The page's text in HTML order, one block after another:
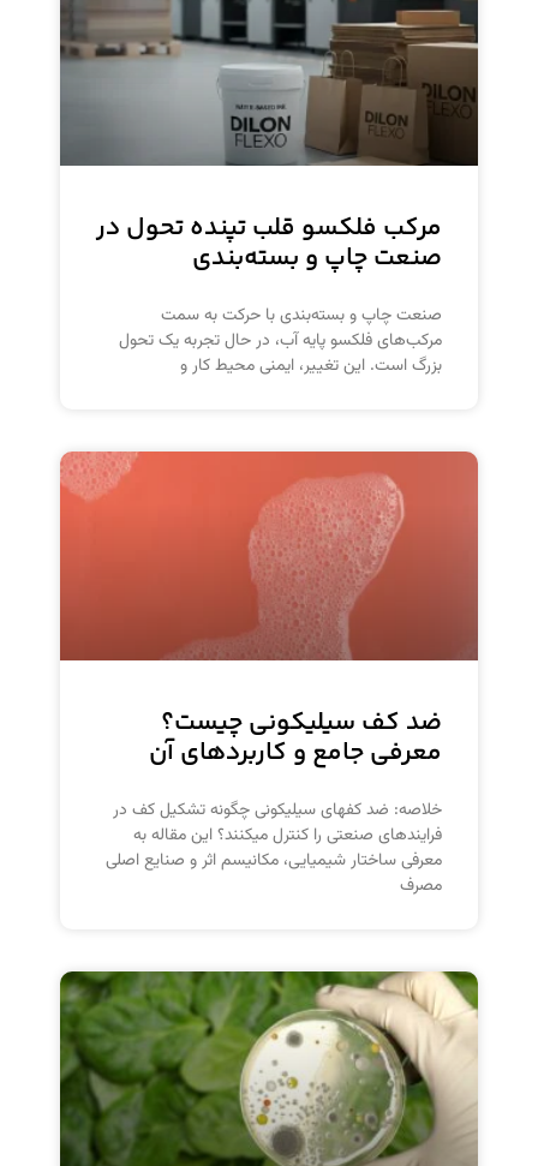
مرکب فلکسو قلب تپنده تحول در
صنعت چاپ و بسته‌بندی
صنعت چاپ و بسته‌بندی با حرکت به سمت
مرکب‌های فلکسو پایه آب، در حال تجربه یک تحول
بزرگ است. این تغییر، ایمنی محیط کار و
ضد کف سیلیکونی چیست؟
معرفی جامع و کاربردهای آن
خلاصه: ضد کفهای سیلیکونی چگونه تشکیل کف در
فرایندهای صنعتی را کنترل میکنند؟ این مقاله به
معرفی ساختار شیمیایی، مکانیسم اثر و صنایع اصلی
مصرف